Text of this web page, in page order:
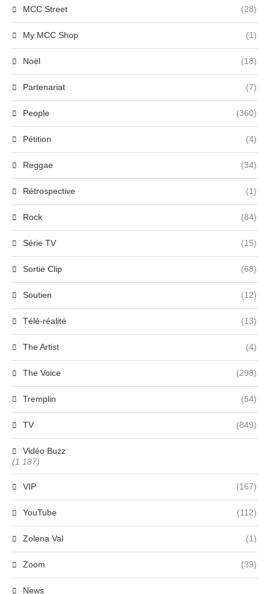
MCC Street (28)
My MCC Shop (1)
Noël (18)
Partenariat (7)
People (360)
Pétition (4)
Reggae (34)
Rétrospective (1)
Rock (84)
Série TV (15)
Sortie Clip (68)
Soutien (12)
Télé-réalité (13)
The Artist (4)
The Voice (298)
Tremplin (54)
TV (849)
Vidéo Buzz
(1 187)
VIP (167)
YouTube (112)
Zolena Val (1)
Zoom (39)
News